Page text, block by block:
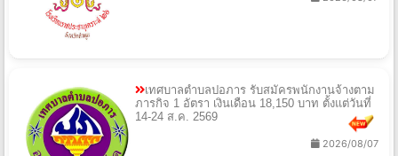
เทศบาลตำบลปอภาร รับสมัครพนักงานจ้างตาม
ภารกิจ 1 อัตรา เงินเดือน 18,150 บาท ตั้งแต่วันที่
14-24 ส.ค. 2569
2026/08/07